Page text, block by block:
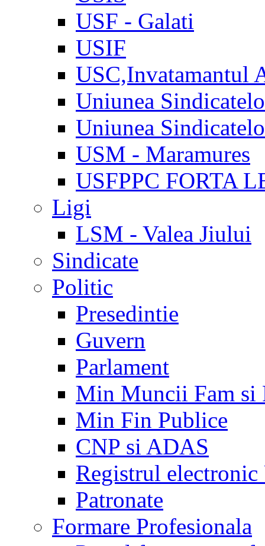
USF - Galati
USIF
USC,Invatamantul
Uniunea
Uniunea
USM - Maramures
USFPPC FORTA
Ligi
LSM - Valea Jiului
Sindicate
Politic
Presedintie
Guvern
Parlament
Min Muncii Fam si
Min Fin Publice
CNP si ADAS
Registrul electronic
Patronate
Formare Profesionala